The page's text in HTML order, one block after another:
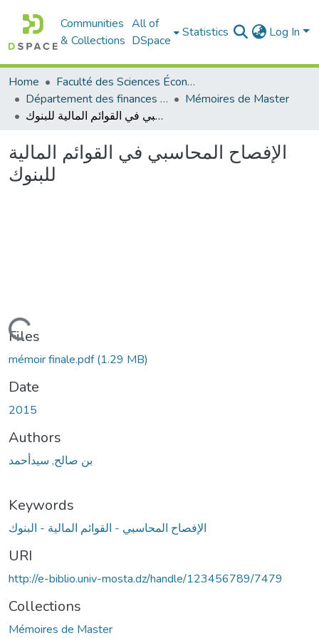
Communities
& Collections
All of
DSpace
Statistics Log In
Home
Faculté des Sciences Économiques Commerciales et des Sciences de Gestion
Département des finances et de comptabilité
Mémoires de Master
الإفصاح المحاسبي في القوائم المالية للبنوك
الإفصاح المحاسبي في القوائم المالية
للبنوك
Loading...
Files
mémoir finale.pdf(1.29 MB)
Date
2015
Authors
بن صالح, سيدأحمد
Keywords
الإفصاح المحاسبي - القوائم المالية - البنوك
URI
http://e-biblio.univ-mosta.dz/handle/123456789/7479
Collections
Mémoires de Master